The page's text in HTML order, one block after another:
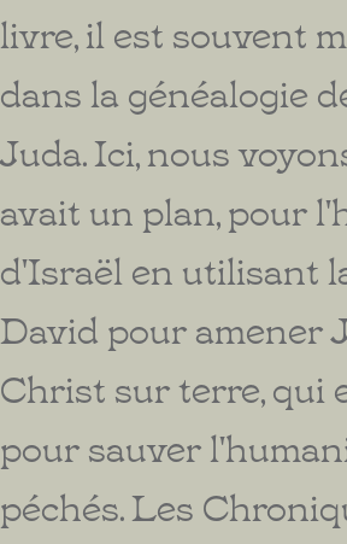
livre, il est souvent
dans la généalogie
Juda. Ici, nous
avait un plan, pour
d'Israël en utilisant
David pour amener
Christ sur terre, qui
pour sauver
péchés. Les